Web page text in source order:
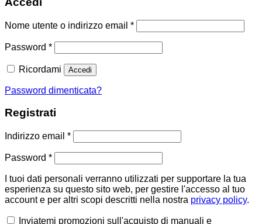
Nome utente o indirizzo email *Richiesto
Password *Richiesto
Ricordami Accedi
Password dimenticata?
Registrati
Indirizzo email *Richiesto
Password *Richiesto
I tuoi dati personali verranno utilizzati per supportare la tua
esperienza su questo sito web, per gestire l'accesso al tuo
account e per altri scopi descritti nella nostra privacy policy.
Inviatemi promozioni sull'acquisto di manuali e